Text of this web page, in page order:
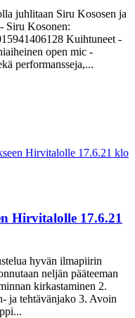
juhlitaan Siru Kososen ja
Siru Kosonen:
Kuihtuneet -
open mic -
performansseja,...
Hirvitalolle 17.6.21 klo
Hirvitalolle 17.6.21
hyvän ilmapiirin
neljän pääteeman
kirkastaminen 2.
ja tehtävänjako 3. Avoin